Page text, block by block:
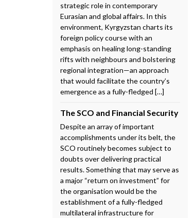
strategic role in contemporary
Eurasian and global affairs. In this
environment, Kyrgyzstan charts its
foreign policy course with an
emphasis on healing long-standing
rifts with neighbours and bolstering
regional integration—an approach
that would facilitate the country’s
emergence as a fully-fledged […]
The SCO and Financial Security
Despite an array of important
accomplishments under its belt, the
SCO routinely becomes subject to
doubts over delivering practical
results. Something that may serve as
a major “return on investment” for
the organisation would be the
establishment of a fully-fledged
multilateral infrastructure for